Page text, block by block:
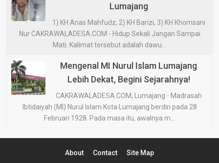
Lumajang
1) KH Anas Mahfudz, 2) KH Barizi, 3) KH Khomsani
Nur CAKRAWALADESA.COM - Hidup Sekali Jangan Sampai
Mati. Kalimat tersebut adalah dawu...
Mengenal MI Nurul Islam Lumajang
Lebih Dekat, Begini Sejarahnya!
CAKRAWALADESA.COM, Lumajang - Madrasah
Ibtidaiyah (MI) Nurul Islam Kota Lumajang berdiri pada 28
Februari 1928. Pada masa itu, awalnya m...
About Contact Site Map